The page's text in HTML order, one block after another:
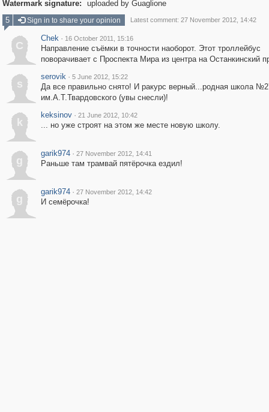
Watermark signature:
uploaded by Guaglione
5
Sign in to share your opinion Latest comment: 27 November 2012, 14:42
C
Chek · 16 October 2011, 15:16
Направление съёмки в точности наоборот. Этот троллейбус
поворачивает с Проспекта Мира из центра на Останкинский
s
serovik · 5 June 2012, 15:22
Да все правильно снято! И ракурс верный...родная школа
им.А.Т.Твардовского (увы снесли)!
k
keksinov · 21 June 2012, 10:42
... но уже строят на этом же месте новую школу.
g
garik974 · 27 November 2012, 14:41
Раньше там трамвай пятёрочка ездил!
g
garik974 · 27 November 2012, 14:42
И семёрочка!